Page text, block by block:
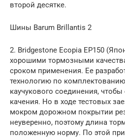
второй десятке.
Шины Barum Brillantis 2
2. Bridgestone Ecopia EP150
хорошими тормозными
сроком применения. Ее
технологию по
каучукового соединения, чтобы
качения. Но в ходе тестовых
мокром дорожном покрытии
неуверенно, поэтому длина
положенную норму. По этой